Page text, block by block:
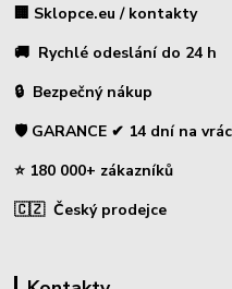
🏢 Sklopce.eu / kontakty
🚚 Rychlé odeslání do 24 h
🔒 Bezpečný nákup
🛡️ GARANCE ✔ 14 dní na
⭐ 180 000+ zákazníků
🇨🇿 Český prodejce